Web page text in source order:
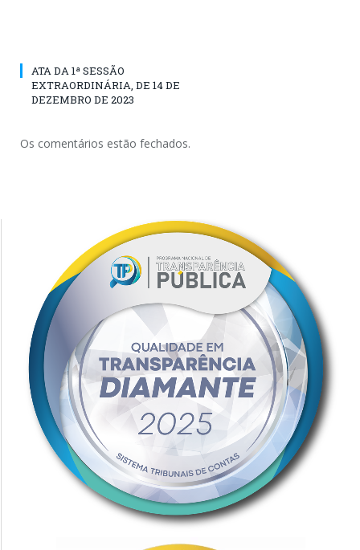
ATA DA 1ª SESSÃO
EXTRAORDINÁRIA, DE 14 DE
DEZEMBRO DE 2023
Os comentários estão fechados.